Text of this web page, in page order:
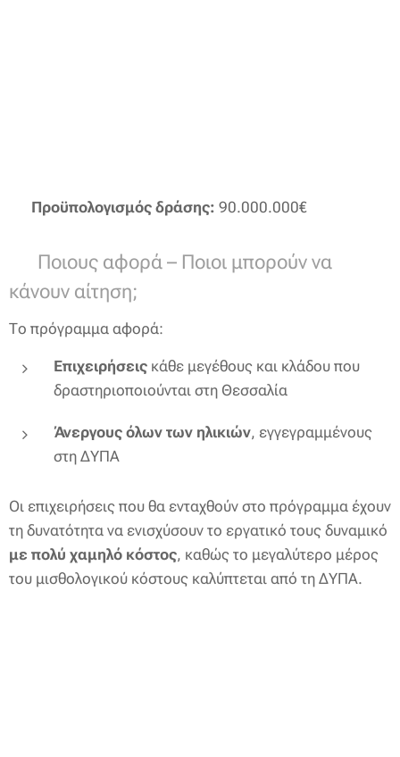
Προϋπολογισμός δράσης: 90.000.000€
✅ Ποιους αφορά – Ποιοι μπορούν να
κάνουν αίτηση;
Το πρόγραμμα αφορά:
Επιχειρήσεις κάθε μεγέθους και κλάδου που
δραστηριοποιούνται στη Θεσσαλία
Άνεργους όλων των ηλικιών, εγγεγραμμένους
στη ΔΥΠΑ
Οι επιχειρήσεις που θα ενταχθούν στο πρόγραμμα έχουν
τη δυνατότητα να ενισχύσουν το εργατικό τους δυναμικό
με πολύ χαμηλό κόστος, καθώς το μεγαλύτερο μέρος
του μισθολογικού κόστους καλύπτεται από τη ΔΥΠΑ.